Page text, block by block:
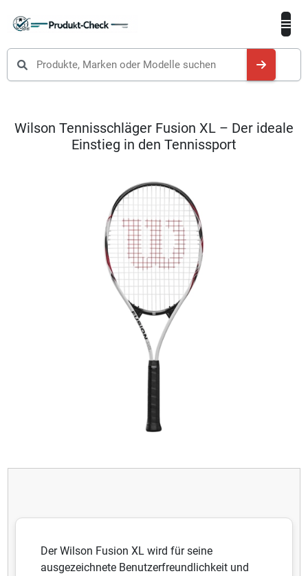
Wilson Tennisschläger Fusion XL – Der ideale
Einstieg in den Tennissport
Der Wilson Fusion XL wird für seine
ausgezeichnete Benutzerfreundlichkeit und